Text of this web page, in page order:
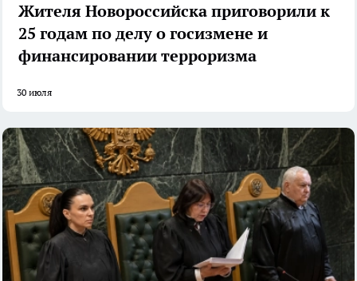
Жителя Новороссийска приговорили к
25 годам по делу о госизмене и
финансировании терроризма
30 июля